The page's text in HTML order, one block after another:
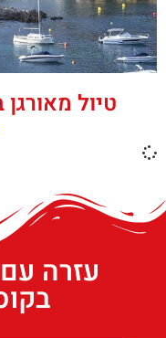
טיול
עזרה